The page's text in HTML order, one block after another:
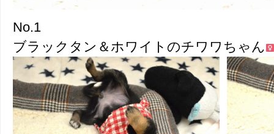
No.1
ブラックタン＆ホワイトのチワワちゃん